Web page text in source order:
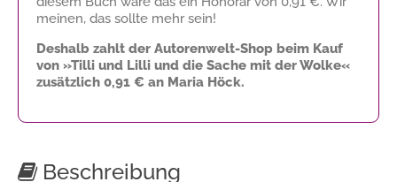
meinen, das sollte mehr sein!
Deshalb zahlt der Autorenwelt-Shop beim Kauf
von »Tilli und Lilli und die Sache mit der Wolke«
zusätzlich 0,91 € an Maria Höck.
Beschreibung